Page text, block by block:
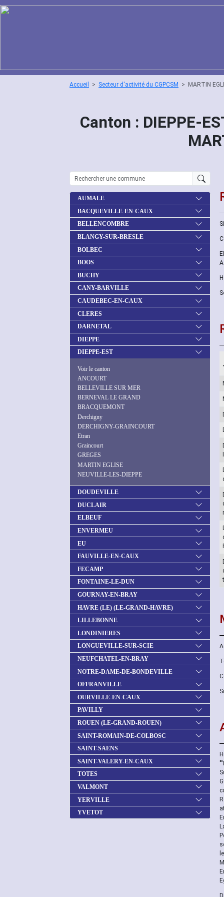
Accueil Secteur d'activité du CGPCSM MARTIN
Canton : DIEPPE-
AUMALE
BACQUEVILLE-EN-CAUX
BELLENCOMBRE
BLANGY-SUR-BRESLE
BOLBEC
BOOS
BUCHY
CANY-BARVILLE
CAUDEBEC-EN-CAUX
CLERES
DARNETAL
DIEPPE
DIEPPE-EST
Voir le canton
ANCOURT
BELLEVILLE SUR MER
BERNEVAL LE GRAND
BRACQUEMONT
Derchigny
DERCHIGNY-GRAINCOURT
Etran
Graincourt
GREGES
MARTIN EGLISE
NEUVILLE-LES-DIEPPE
DOUDEVILLE
DUCLAIR
ELBEUF
ENVERMEU
EU
FAUVILLE-EN-CAUX
FECAMP
FONTAINE-LE-DUN
GOURNAY-EN-BRAY
HAVRE (LE) (LE-GRAND-HAVRE)
LILLEBONNE
LONDINIERES
LONGUEVILLE-SUR-SCIE
NEUFCHATEL-EN-BRAY
NOTRE-DAME-DE-BONDEVILLE
OFFRANVILLE
OURVILLE-EN-CAUX
PAVILLY
ROUEN (LE-GRAND-ROUEN)
SAINT-ROMAIN-DE-COLBOSC
SAINT-SAENS
SAINT-VALERY-EN-CAUX
TOTES
VALMONT
YERVILLE
YVETOT